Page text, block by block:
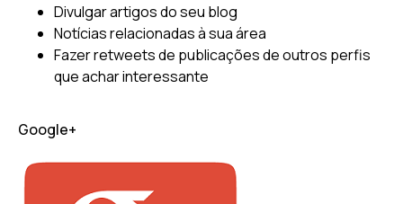
Divulgar artigos do seu blog
Notícias relacionadas à sua área
Fazer retweets de publicações de outros perfis
que achar interessante
Google+